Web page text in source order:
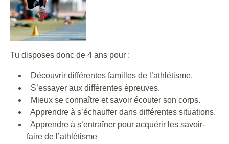
Tu disposes donc de 4 ans pour :
Découvrir différentes familles de l’athlétisme.
S’essayer aux différentes épreuves.
Mieux se connaître et savoir écouter son corps.
Apprendre à s’échauffer dans différentes situations.
Apprendre à s’entraîner pour acquérir les savoir-
faire de l’athlétisme